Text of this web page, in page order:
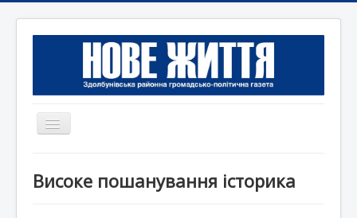
Перемикач
Редакція
Високе пошанування історика